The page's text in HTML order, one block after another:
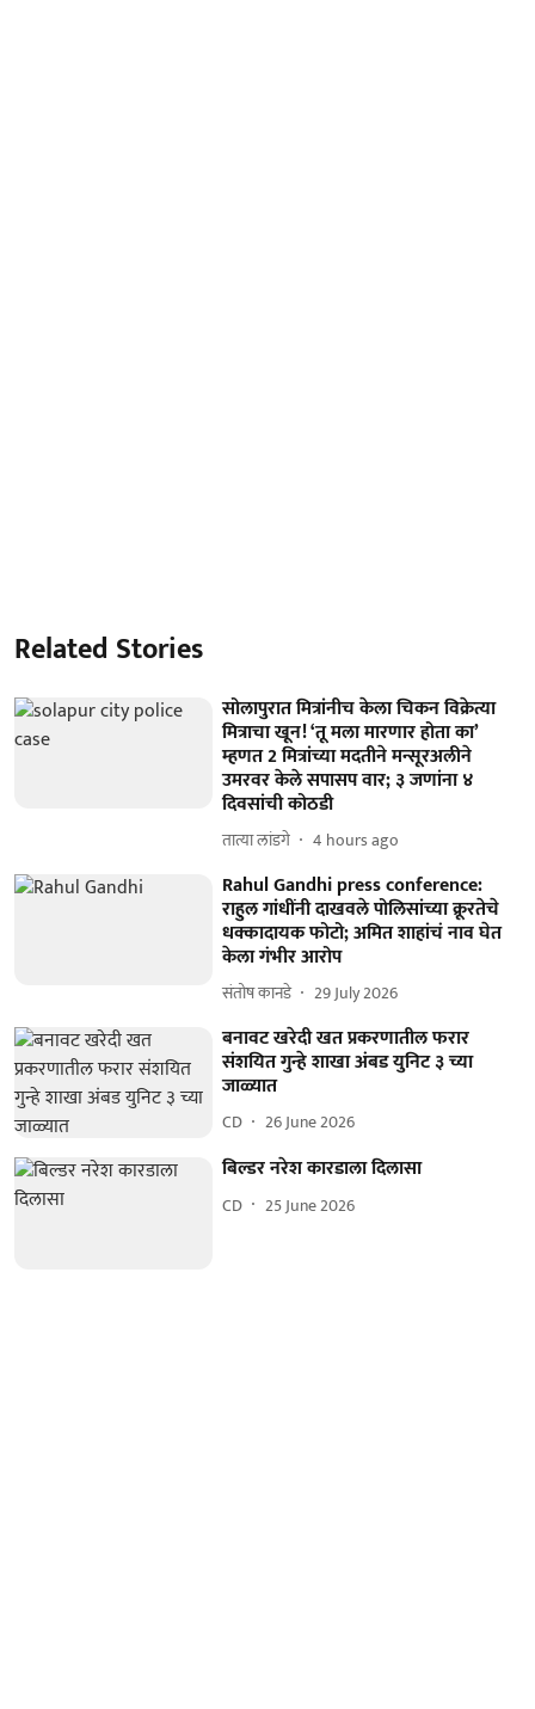
Related Stories
सोलापुरात मित्रांनीच केला चिकन विक्रेत्या
मित्राचा खून! ‘तू मला मारणार होता का’
म्हणत 2 मित्रांच्या मदतीने मन्सूरअलीने
उमरवर केले सपासप वार; ३ जणांना ४
दिवसांची कोठडी
तात्या लांडगे 4 hours ago
Rahul Gandhi press conference:
राहुल गांधींनी दाखवले पोलिसांच्या क्रूरतेचे
धक्कादायक फोटो; अमित शाहांचं नाव घेत
केला गंभीर आरोप
संतोष कानडे 29 July 2026
बनावट खरेदी खत प्रकरणातील फरार
संशयित गुन्हे शाखा अंबड युनिट ३ च्या
जाळ्यात
CD 26 June 2026
बिल्डर नरेश कारडाला दिलासा
CD 25 June 2026